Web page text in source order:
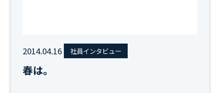
2014.04.16 社員インタビュー
春は。